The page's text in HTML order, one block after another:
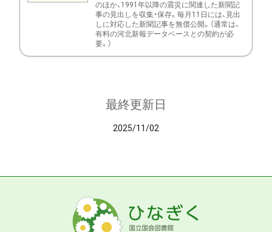
のほか、1991年以降の震災に関連した新聞記
事の見出しを収集・保存。毎月11日には、見出
しに対応した新聞記事を無償公開。（通常は、
有料の河北新報データベースとの契約が必
要。）
最終更新日
2025/11/02